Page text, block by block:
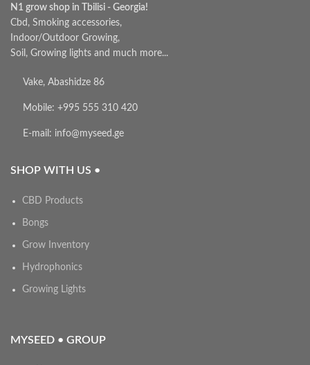
N1 grow shop in Tbilisi - Georgia!
Cbd, Smoking accessories,
Indoor/Outdoor Growing,
Soil, Growing lights and much more...
Vake, Abashidze 86
Mobile: +995 555 310 420
E-mail: info@myseed.ge
SHOP WITH US •
CBD Products
Bongs
Grow Inventory
Hydrophonics
Growing Lights
MYSEED • GROUP